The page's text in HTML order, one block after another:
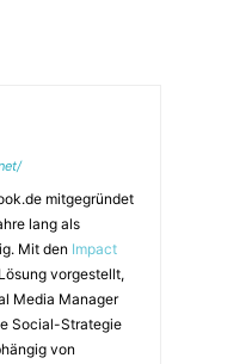
mitgegründet
lang als
Mit den Impact
vorgestellt,
Media Manager
Social-Strategie
von